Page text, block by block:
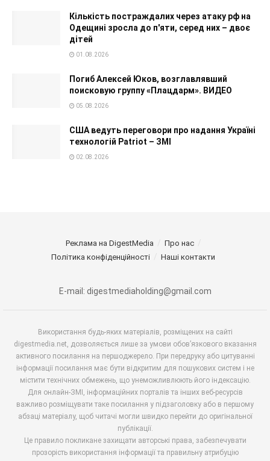
Кількість постраждалих через атаку рф на
Одещині зросла до п'яти, серед них – двоє
дітей
01.08.2026
Погиб Алексей Юков, возглавлявший
поисковую группу «Плацдарм». ВИДЕО
05.08.2026
США ведуть переговори про надання Україні
технологій Patriot – ЗМІ
02.08.2026
Реклама на DigestMedia
Про нас
Політика конфіденційності
Наші контакти
E-mail: digestmediaholding@gmail.com
Використання будь-яких матеріалів, розміщених на сайті
digestmedia.net, дозволяється лише за умови обов’язкового вказання
активного посилання на першоджерело. При передруку або цитуванні
інформації посилання має бути відкритим для пошукових систем і не
містити технічних обмежень, що унеможливлюють його індексацію.
Для онлайн-ЗМІ, інформаційних порталів та інших веб-ресурсів
важливо розміщувати таке посилання у підзаголовку або в першому
абзаці матеріалу, щоб читачі могли швидко перейти до оригінальної
публікації.
Це правило покликане захищати авторські права, забезпечувати
прозорість використання інформації та правильну атрибуцію